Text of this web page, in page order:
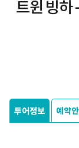
트윈 빙하
투어정보 예약